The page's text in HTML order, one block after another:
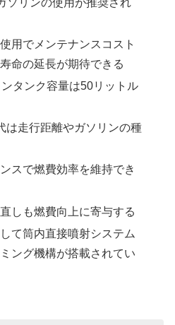
用でメンテナンスコスト
命の延長が期待できる
タンク容量は50リットル
は走行距離やガソリンの種
スで燃費効率を維持でき
しも燃費向上に寄与する
て筒内直接噴射システム
ング機構が搭載されてい